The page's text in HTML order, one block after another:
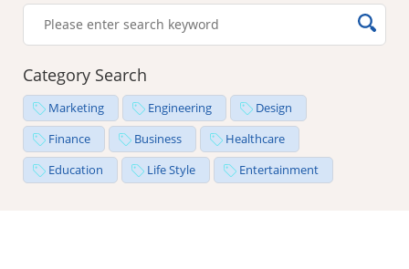
Category Search
Marketing Engineering
Design
Finance
Business
Healthcare
Education
Life Style Entertainment